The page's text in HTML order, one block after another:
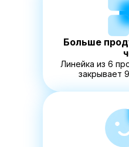
Больше
Линейка из 6
закрывает